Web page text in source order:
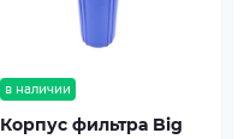
в наличии
Корпус фильтра Big